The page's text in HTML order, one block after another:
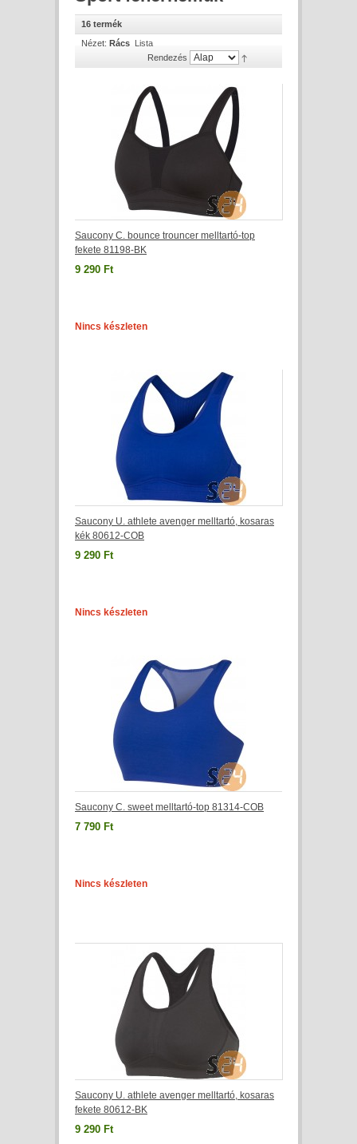
16 termék
Nézet: Rács Lista
Rendezés
Saucony C. bounce trouncer melltartó-top
fekete 81198-BK
9 290 Ft
Nincs készleten
Saucony U. athlete avenger melltartó, kosaras
kék 80612-COB
9 290 Ft
Nincs készleten
Saucony C. sweet melltartó-top 81314-COB
7 790 Ft
Nincs készleten
Saucony U. athlete avenger melltartó, kosaras
fekete 80612-BK
9 290 Ft